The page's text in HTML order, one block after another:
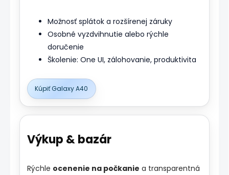
Možnosť splátok a rozšírenej záruky
Osobné vyzdvihnutie alebo rýchle
doručenie
Školenie: One UI, zálohovanie, produktivita
Kúpiť Galaxy A40
Výkup & bazár
Rýchle ocenenie na počkanie a transparentná